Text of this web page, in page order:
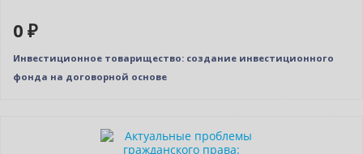
0 ₽
Инвестиционное товарищество: создание инвестиционного
фонда на договорной основе